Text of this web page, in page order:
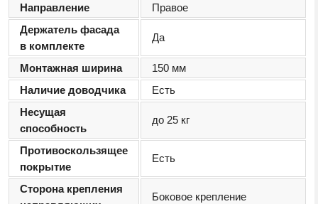
Направление
Правое
Держатель фасада
в комплекте
Да
Монтажная ширина
150 мм
Наличие доводчика
Есть
Несущая
способность
до 25 кг
Противоскользящее
покрытие
Есть
Сторона крепления
Боковое крепление